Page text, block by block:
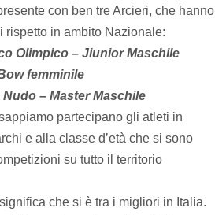
con ben tre Arcieri, che hanno
rispetto in ambito Nazionale:
Olimpico – Jiunior Maschile
femminile
– Master Maschile
partecipano gli atleti in
e alla classe d’età che si sono
su tutto il territorio
che si è tra i migliori in Italia.